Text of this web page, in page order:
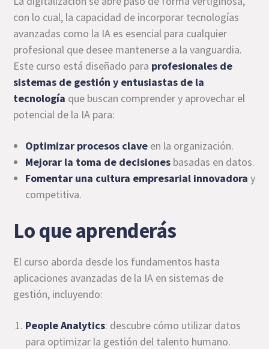
con lo cual, la capacidad de incorporar tecnologías
avanzadas como la IA es esencial para cualquier
profesional que desee mantenerse a la vanguardia.
Este curso está diseñado para profesionales de
sistemas de gestión y entusiastas de la
tecnología que buscan comprender y aprovechar el
potencial de la IA para:
Optimizar procesos clave en la organización.
Mejorar la toma de decisiones basadas en datos.
Fomentar una cultura empresarial innovadora y
competitiva.
Lo que aprenderás
El curso aborda desde los fundamentos hasta
aplicaciones avanzadas de la IA en sistemas de
gestión, incluyendo:
People Analytics: descubre cómo utilizar datos
para optimizar la gestión del talento humano.